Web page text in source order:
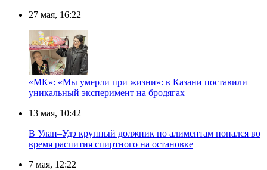
27 мая, 16:22
«МК»: «Мы умерли при жизни»: в Казани поставили
уникальный эксперимент на бродягах
13 мая, 10:42
В Улан–Удэ крупный должник по алиментам попался во
время распития спиртного на остановке
7 мая, 12:22